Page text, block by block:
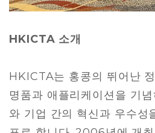
HKICTA 소개
HKICTA는 홍콩의 뛰어난
명품과 애플리케이션을 기
와 기업 간의 혁신과 우수성